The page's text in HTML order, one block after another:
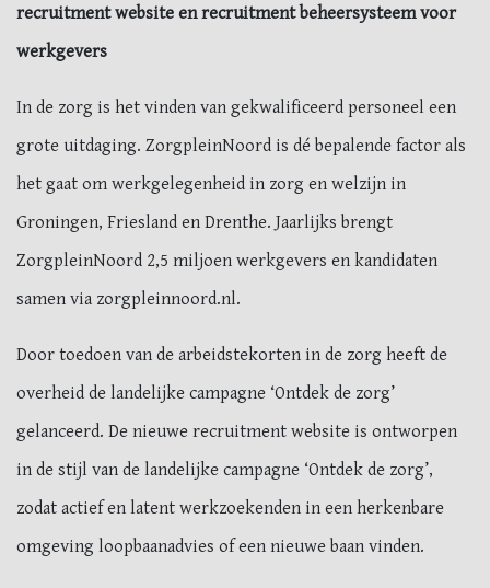
recruitment website en recruitment beheersysteem voor
werkgevers
In de zorg is het vinden van gekwalificeerd personeel een
grote uitdaging. ZorgpleinNoord is dé bepalende factor als
het gaat om werkgelegenheid in zorg en welzijn in
Groningen, Friesland en Drenthe. Jaarlijks brengt
ZorgpleinNoord 2,5 miljoen werkgevers en kandidaten
samen via zorgpleinnoord.nl.
Door toedoen van de arbeidstekorten in de zorg heeft de
overheid de landelijke campagne ‘Ontdek de zorg’
gelanceerd. De nieuwe recruitment website is ontworpen
in de stijl van de landelijke campagne ‘Ontdek de zorg’,
zodat actief en latent werkzoekenden in een herkenbare
omgeving loopbaanadvies of een nieuwe baan vinden.